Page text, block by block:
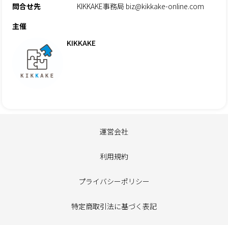
問合せ先
KIKKAKE事務局 biz@kikkake-online.com
主催
KIKKAKE
運営会社
利用規約
プライバシーポリシー
特定商取引法に基づく表記